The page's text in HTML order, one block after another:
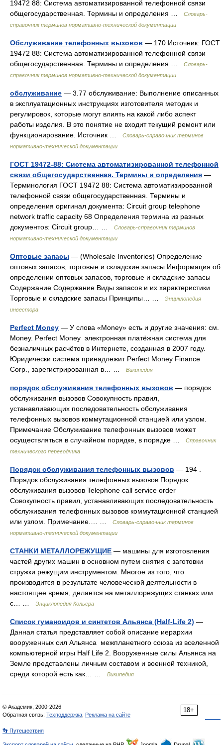
19472 88: Система автоматизированной телефонной связи
общегосударственная. Термины и определения …
Словарь-
справочник терминов нормативно-технической документации
Обслуживание телефонных вызовов — 170 Источник: ГОСТ
19472 88: Система автоматизированной телефонной связи
общегосударственная. Термины и определения …
Словарь-
справочник терминов нормативно-технической документации
обслуживание — 3.77 обслуживание: Выполнение описанных
в эксплуатационных инструкциях изготовителя методик и
регулировок, которые могут влиять на какой либо аспект
работы изделия. В это понятие не входит текущий ремонт или
функционирование. Источник …
Словарь-справочник терминов
нормативно-технической документации
ГОСТ 19472-88: Система автоматизированной телефонной
связи общегосударственная. Термины и определения —
Терминология ГОСТ 19472 88: Система автоматизированной
телефонной связи общегосударственная. Термины и
определения оригинал документа: Circuit group telephone
network traffic capacity 68 Определения термина из разных
документов: Circuit group… …
Словарь-справочник терминов
нормативно-технической документации
Оптовые запасы — (Wholesale Inventories) Определение
оптовых запасов, торговые и складские запасы Информация об
определении оптовых запасов, торговые и складские запасы
Содержание Содержание Виды запасов и их характеристики
Торговые и складские запасы Принципы… …
Энциклопедия
инвестора
Perfect Money — У слова «Money» есть и другие значения: см.
Money. Perfect Money электронная платёжная система для
безналичных расчётов в Интернете, созданная в 2007 году.
Юридически система принадлежит Perfect Money Finance
Corp., зарегистрированная в… …
Википедия
порядок обслуживания телефонных вызовов — порядок
обслуживания вызовов Совокупность правил,
устанавливающих последовательность обслуживания
телефонных вызовов коммутационной станцией или узлом.
Примечание Обслуживание телефонных вызовов может
осуществляться в случайном порядке, в порядке …
Справочник
технического переводчика
Порядок обслуживания телефонных вызовов — 194 .
Порядок обслуживания телефонных вызовов Порядок
обслуживания вызовов Telephone call service order
Совокупность правил, устанавливающих последовательность
обслуживания телефонных вызовов коммутационной станцией
или узлом. Примечание.… …
Словарь-справочник терминов
нормативно-технической документации
СТАНКИ МЕТАЛЛОРЕЖУЩИЕ — машины для изготовления
частей других машин в основном путем снятия с заготовки
стружки режущим инструментом. Многое из того, что
производится в результате человеческой деятельности в
настоящее время, делается на металлорежущих станках или
с… …
Энциклопедия Кольера
Список гуманоидов и синтетов Альянса (Half-Life 2) —
Данная статья представляет собой описание иерархии
вооруженных сил Альянса межпланетного союза из вселенной
компьютерной игры Half Life 2. Вооруженные силы Альянса на
Земле представлены личным составом и военной техникой,
среди которой есть как… …
Википедия
18+
© Академик, 2000-2026
Обратная связь: Техподдержка Реклама на сайте
👣 Путешествия